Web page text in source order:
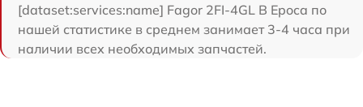
[dataset:services:name] Fagor 2FI-4GL B Epoca по
нашей статистике в среднем занимает 3-4 часа при
наличии всех необходимых запчастей.